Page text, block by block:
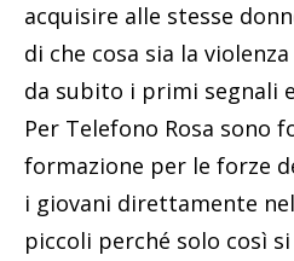
acquisire alle stesse
di che cosa sia la
da subito i primi segnali
Per Telefono Rosa sono
formazione per le forze
i giovani direttamente
piccoli perché solo così